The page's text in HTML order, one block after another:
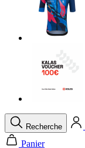
Recherche
Panier